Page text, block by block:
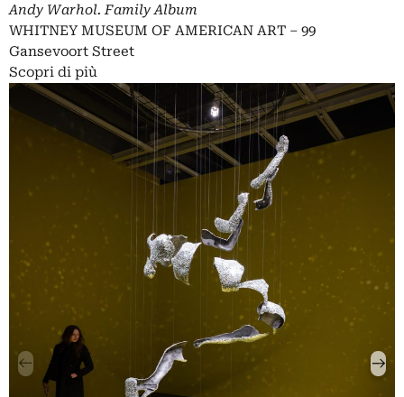
Andy Warhol. Family Album
WHITNEY MUSEUM OF AMERICAN ART – 99
Gansevoort Street
Scopri di più